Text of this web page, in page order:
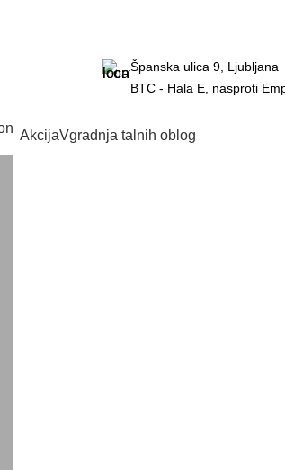
PONUDBO
Španska ulica 9, Ljubljana
BTC - Hala E, nasproti
AkcijaVgradnja talnih oblog